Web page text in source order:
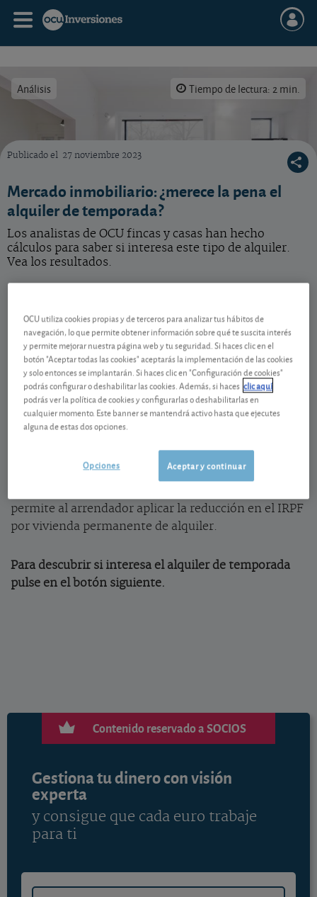
Análisis Tiempo de lectura: 2 min.
El alquiler de temporada puede ser más rentable que el permanente. Ahora bien, la
Publicado el 27 noviembre 2023
Mercado inmobiliario: ¿merece la pena el
alquiler de temporada?
Los analistas de OCU fincas y casas han hecho
cálculos para saber si interesa este tipo de alquiler.
Vea los resultados.
Viajes de negocios, trabajadores desplazados
temporalmente o quienes buscan una vivienda
mientras hacen la reforma de la suya son algunas
situaciones en las que profesionales, empresas o
particulares pueden necesitar un alquiler de
temporada. Una modalidad que recoge de forma
frente al alquiler de vivienda por necesidades
permanentes del inquilino. Una diferencia
permite al arrendador aplicar la reducción en el IRPF
por vivienda permanente de alquiler.
Para descubrir si interesa el alquiler de temporada
pulse en el botón siguiente.
Contenido reservado a SOCIOS
Gestiona tu dinero con visión
experta
y consigue que cada euro trabaje
para ti
OCU utiliza cookies propias y de terceros para analizar tus hábitos de
navegación, lo que permite obtener información sobre qué te suscita interés
y permite mejorar nuestra página web y tu seguridad. Si haces clic en el
botón "Aceptar todas las cookies" aceptarás la implementación de las cookies
y solo entonces se implantarán. Si haces clic en "Configuración de cookies"
podrás configurar o deshabilitar las cookies. Además, si haces clic aquí
podrás ver la política de cookies y configurarlas o deshabilitarlas en
cualquier momento. Este banner se mantendrá activo hasta que ejecutes
alguna de estas dos opciones.
Aceptar y continuar
Opciones